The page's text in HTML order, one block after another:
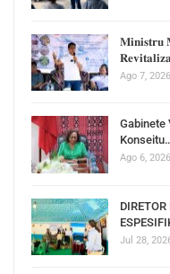
Ago 7, 2026
Gabinete
Ago 6, 2026
Jul 28,